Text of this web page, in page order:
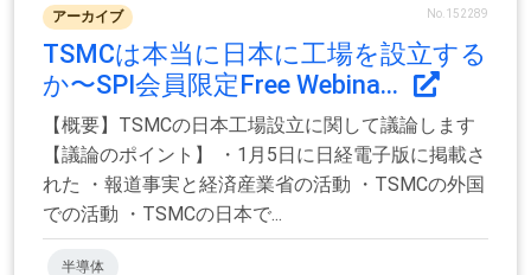
アーカイブ No.152289
TSMCは本当に日本に工場を設立する
か〜SPI会員限定Free Webina...
【概要】TSMCの日本工場設立に関して議論します
【議論のポイント】 ・1月5日に日経電子版に掲載さ
れた ・報道事実と経済産業省の活動 ・TSMCの外国
での活動 ・TSMCの日本で...
半導体